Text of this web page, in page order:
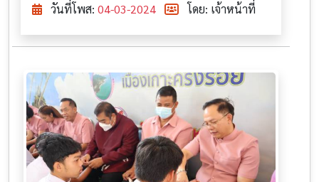
วันที่โพส: 04-03-2024 โดย: เจ้าหน้าที่